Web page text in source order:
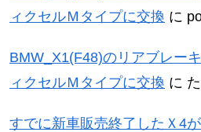
ィクセルＭタイプに交換 に
BMW_X1(F48)のリアブレー
ィクセルＭタイプに交換 に
すでに新車販売終了したＸ4